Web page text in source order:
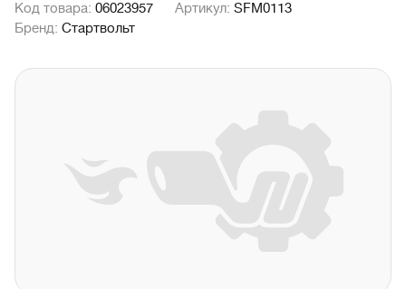
Код товара: 06023957 Артикул: SFM0113
Бренд: Стартвольт